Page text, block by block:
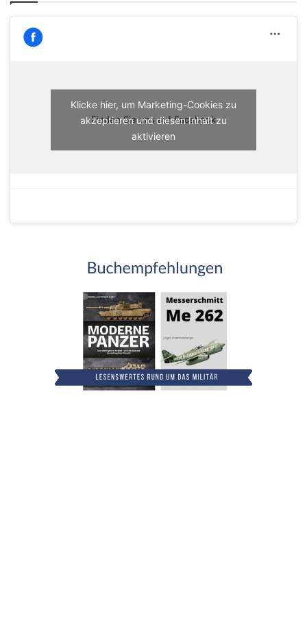
Finden Sie uns auf Facebook
Klicke hier, um Marketing-Cookies zu
akzeptieren und diesen Inhalt zu
aktivieren